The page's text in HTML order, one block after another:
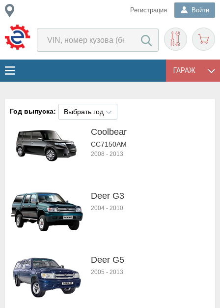
Регистрация Войти
ГАРАЖ
Год выпуска: Выбрать год
Coolbear
CC7150AM
2008 - 2013
Deer G3
2004 - 2010
Deer G5
2005 - 2013